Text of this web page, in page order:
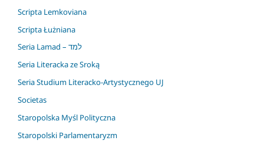
Scripta Lemkoviana
Scripta Łużniana
Seria Lamad – למד
Seria Literacka ze Sroką
Seria Studium Literacko-Artystycznego UJ
Societas
Staropolska Myśl Polityczna
Staropolski Parlamentaryzm